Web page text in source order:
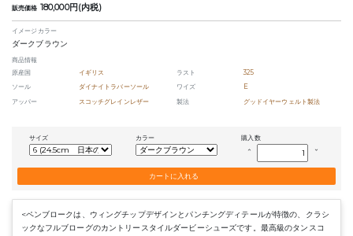
販売価格 180,000円(内税)
イメージカラー
ダークブラウン
商品情報
原産国
イギリス ラスト
325
ソール
ダイナイトラバーソール ワイズ
E
アッパー
スコッチグレインレザー 製法 グッドイヤーウェルト製法
サイズ カラー 購入数
keyboard_arrow_up keyboard_arrow_down
<ペンブロークは、ウィングチップデザインとパンチングディテールが特徴の、クラシ
ックなフルブローグのカントリースタイルダービーシューズです。最高級のタンスコ